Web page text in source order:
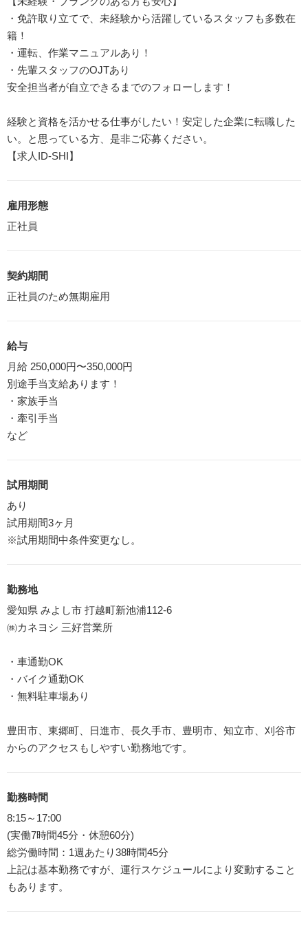
・免許取り立てで、未経験から活躍しているスタッフも多数在
籍！
・運転、作業マニュアルあり！
・先輩スタッフのOJTあり
安全担当者が自立できるまでのフォローします！
経験と資格を活かせる仕事がしたい！安定した企業に転職した
い。と思っている方、是非ご応募ください。
【求人ID-SHI】
雇用形態
正社員
契約期間
正社員のため無期雇用
給与
月給 250,000円〜350,000円
別途手当支給あります！
・家族手当
・牽引手当
など
試用期間
あり
試用期間3ヶ月
※試用期間中条件変更なし。
勤務地
愛知県 みよし市 打越町新池浦112-6
㈱カネヨシ 三好営業所
・車通勤OK
・バイク通勤OK
・無料駐車場あり
豊田市、東郷町、日進市、長久手市、豊明市、知立市、刈谷市
からのアクセスもしやすい勤務地です。
勤務時間
8:15～17:00
(実働7時間45分・休憩60分)
総労働時間：1週あたり38時間45分
上記は基本勤務ですが、運行スケジュールにより変動すること
もあります。